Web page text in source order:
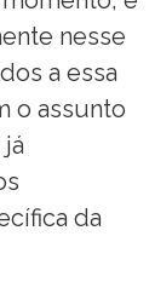
nesse
a essa
o assunto
da